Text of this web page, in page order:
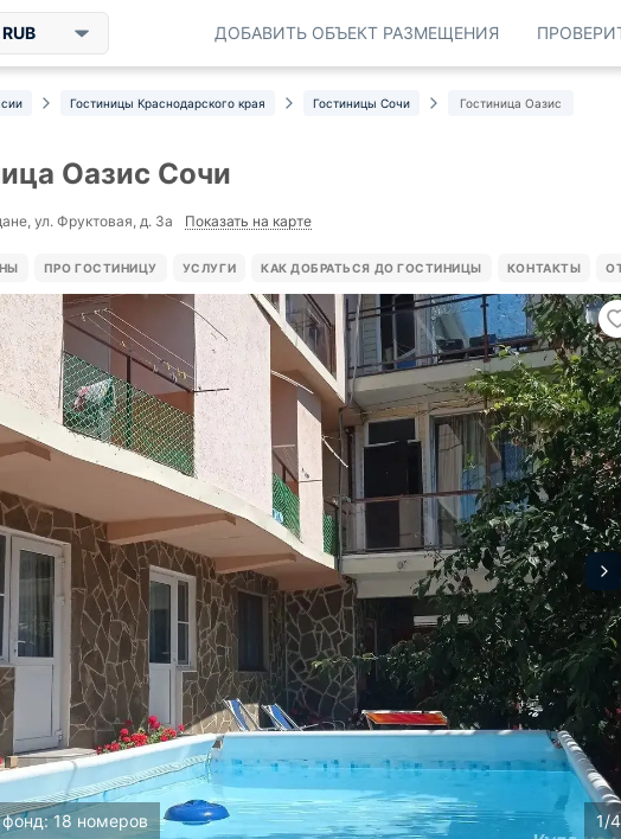
RUB ДОБАВИТЬ ОБЪЕКТ РАЗМЕЩЕНИЯ
Гостиницы Краснодарского края Гостиницы Сочи Гостиница Оазис
Оазис Сочи
ул. Фруктовая, д. 3а Показать на карте
ПРО ГОСТИНИЦУ УСЛУГИ КАК ДОБРАТЬСЯ ДО ГОСТИНИЦЫ КОНТАКТЫ
18 номеров